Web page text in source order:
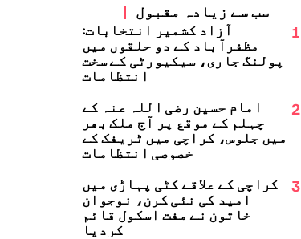
سب سے زیادہ مقبول
1
آزاد کشمیر انتخابات:
مظفرآباد کے دو حلقوں میں
پولنگ جاری، سیکیورٹی کے سخت
انتظامات
2
امام حسین رضی اللہ عنہ کے
چہلم کے موقع پر آج ملک بھر
میں جلوس، کراچی میں ٹریفک کے
خصوصی انتظامات
3
کراچی کے علاقے کٹی پہاڑی میں
امید کی نئی کرن، نوجوان
خاتون نے مفت اسکول قائم
کردیا